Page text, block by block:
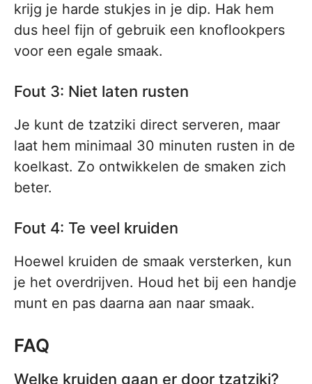
krijg je harde stukjes in je dip. Hak hem
dus heel fijn of gebruik een knoflookpers
voor een egale smaak.
Fout 3: Niet laten rusten
Je kunt de tzatziki direct serveren, maar
laat hem minimaal 30 minuten rusten in de
koelkast. Zo ontwikkelen de smaken zich
beter.
Fout 4: Te veel kruiden
Hoewel kruiden de smaak versterken, kun
je het overdrijven. Houd het bij een handje
munt en pas daarna aan naar smaak.
FAQ
Welke kruiden gaan er door tzatziki?